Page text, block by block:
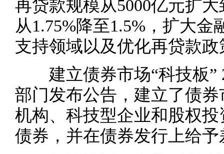
再贷款规模从5000亿元扩
从1.75%降至1.5%，扩大
支持领域以及优化再贷款
建立债券市场“科技板”
部门发布公告，建立了债
机构、科技型企业和股权
债券，并在债券发行上给